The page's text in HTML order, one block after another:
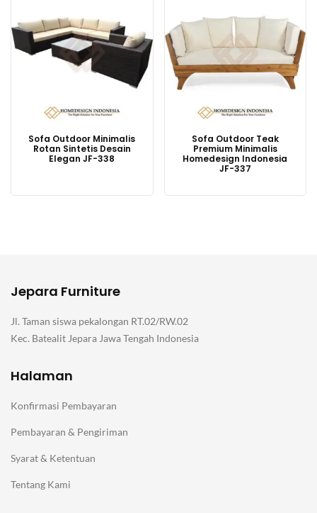
Sofa Outdoor Minimalis
Rotan Sintetis Desain
Elegan JF-338
Sofa Outdoor Teak
Premium Minimalis
Homedesign Indonesia
JF-337
Jepara Furniture
Jl. Taman siswa pekalongan RT.02/RW.02
Kec. Batealit Jepara Jawa Tengah Indonesia
Halaman
Konfirmasi Pembayaran
Pembayaran & Pengiriman
Syarat & Ketentuan
Tentang Kami